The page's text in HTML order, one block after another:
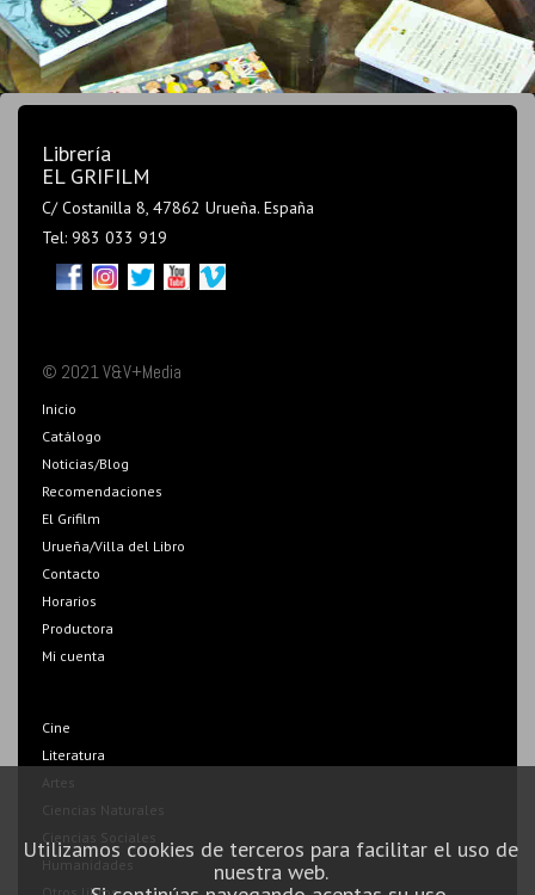
Utilizamos cookies de terceros para facilitar el uso de
nuestra web.
Librería
EL GRIFILM
C/ Costanilla 8, 47862 Urueña. España
Tel: 983 033 919
© 2021 V&V+Media
Inicio
Catálogo
Noticias/Blog
Recomendaciones
El Grifilm
Urueña/Villa del Libro
Contacto
Horarios
Productora
Mi cuenta
Cine
Literatura
Artes
Ciencias Naturales
Ciencias Sociales
Humanidades